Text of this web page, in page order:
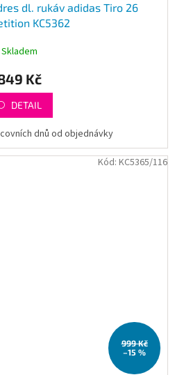
dl. rukáv adidas Tiro 26
KC5362
Skladem
Kč
DETAIL
dnů od objednávky
999 Kč
–15 %
Kód: KC5365/116